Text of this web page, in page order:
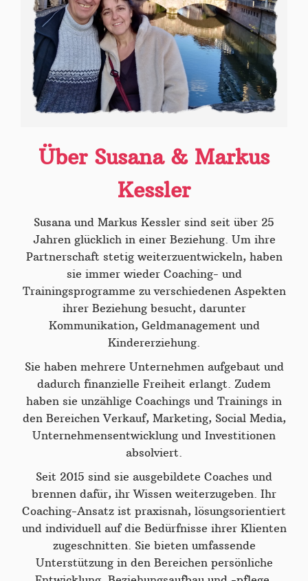
Über Susana & Markus
Kessler
Susana und Markus Kessler sind seit über 25
Jahren glücklich in einer Beziehung. Um ihre
Partnerschaft stetig weiterzuentwickeln, haben
sie immer wieder Coaching- und
Trainingsprogramme zu verschiedenen Aspekten
ihrer Beziehung besucht, darunter
Kommunikation, Geldmanagement und
Kindererziehung.
Sie haben mehrere Unternehmen aufgebaut und
dadurch finanzielle Freiheit erlangt. Zudem
haben sie unzählige Coachings und Trainings in
den Bereichen Verkauf, Marketing, Social Media,
Unternehmensentwicklung und Investitionen
absolviert.
Seit 2015 sind sie ausgebildete Coaches und
brennen dafür, ihr Wissen weiterzugeben. Ihr
Coaching-Ansatz ist praxisnah, lösungsorientiert
und individuell auf die Bedürfnisse ihrer Klienten
zugeschnitten. Sie bieten umfassende
Unterstützung in den Bereichen persönliche